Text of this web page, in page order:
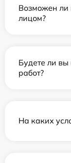
Возможен ли
лицом?
Будете ли
работ?
На каких